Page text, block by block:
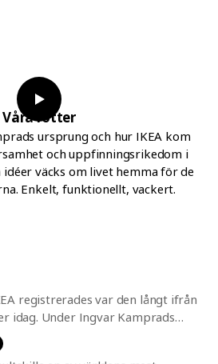
Våra rötter
ursprung och hur IKEA kom
och uppfinningsrikedom i
idéer väcks om livet hemma för de
Enkelt, funktionellt, vackert.
registrerades var den långt ifrån
idag. Under Ingvar Kamprads
importerade han pennor,
och lärde sig allteftersom hur